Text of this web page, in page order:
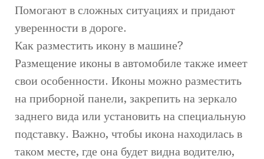
Помогают в сложных ситуациях и придают
уверенности в дороге.
Как разместить икону в машине?
Размещение иконы в автомобиле также имеет
свои особенности. Иконы можно разместить
на приборной панели, закрепить на зеркало
заднего вида или установить на специальную
подставку. Важно, чтобы икона находилась в
таком месте, где она будет видна водителю,